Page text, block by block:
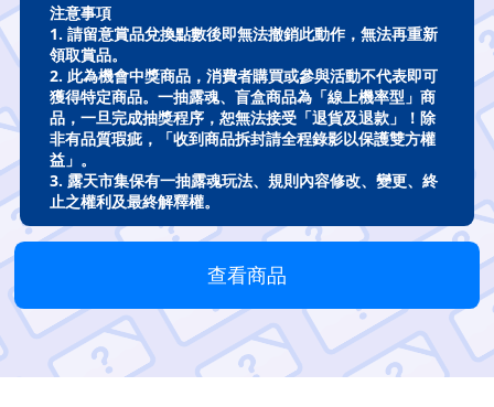
注意事項
1. 請留意賞品兌換點數後即無法撤銷此動作，無法再重新
領取賞品。
2. 此為機會中獎商品，消費者購買或參與活動不代表即可
獲得特定商品。一抽露魂、盲盒商品為「線上機率型」商
品，一旦完成抽獎程序，恕無法接受「退貨及退款」！除
非有品質瑕疵，「收到商品拆封請全程錄影以保護雙方權
益」。
3. 露天市集保有一抽露魂玩法、規則內容修改、變更、終
止之權利及最終解釋權。
查看商品